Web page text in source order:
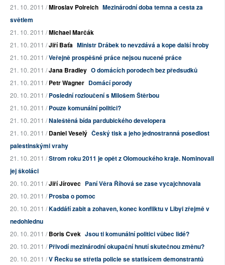
21. 10. 2011 /Miroslav Polreich Mezinárodní doba temna a cesta za
světlem
21. 10. 2011 /Michael Marčák
21. 10. 2011 /Jiří Baťa Ministr Drábek to nevzdává a kope další hroby
21. 10. 2011 /Veřejně prospěšné práce nejsou nucené práce
21. 10. 2011 /Jana Bradley O domácích porodech bez předsudků
21. 10. 2011 /Petr Wagner Domácí porody
20. 10. 2011 /Poslední rozloučení s Milošem Štěrbou
21. 10. 2011 /Pouze komunální politici?
21. 10. 2011 /Naleštěná bída pardubického developera
21. 10. 2011 /Daniel Veselý Český tisk a jeho jednostranná posedlost
palestinskými vrahy
21. 10. 2011 /Strom roku 2011 je opět z Olomouckého kraje. Nominovali
jej školáci
20. 10. 2011 /Jiří Jírovec Paní Věra Říhová se zase vycajchnovala
20. 10. 2011 /Prosba o pomoc
20. 10. 2011 /Kaddáfí zabit a zohaven, konec konfliktu v Libyi zřejmě v
nedohlednu
20. 10. 2011 /Boris Cvek Jsou ti komunální politici vůbec lidé?
20. 10. 2011 /Přivodí mezinárodní okupační hnutí skutečnou změnu?
20. 10. 2011 /V Řecku se střetla policie se statisícem demonstrantů